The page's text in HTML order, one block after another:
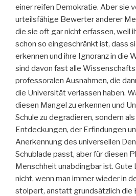
einer reifen Demokratie. Aber sie
urteilsfähige Bewerter anderer
die sie oft gar nicht erfassen, weil
schon so eingeschränkt ist, dass
erkennen und ihre Ignoranz in die
sind davon fast alle
professoralen Ausnahmen, die
die Universität verlassen haben.
diesen Mangel zu erkennen und
Schule zu degradieren, sondern
Entdeckungen, der Erfindungen
Anerkennung des universellen
Schublade passt, aber für diesen
Menschheit unabdingbar ist. Gute
nicht, wenn man immer wieder in
stolpert, anstatt grundsätzlich die